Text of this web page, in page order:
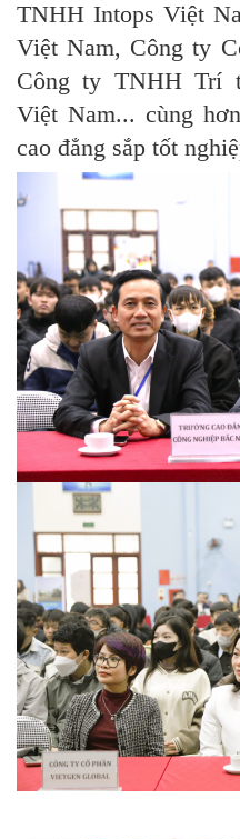
TNHH Intops Việt
Việt Nam, Công ty
Công ty TNHH Trí
Việt Nam... cùng
cao đẳng sắp tốt